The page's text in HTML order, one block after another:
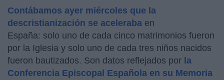
Contábamos ayer miércoles que la
descristianización se aceleraba en
España: solo uno de cada cinco matrimonios fueron
por la Iglesia y solo uno de cada tres niños nacidos
fueron bautizados. Son datos reflejados por la
Conferencia Episcopal Española en su Memoria